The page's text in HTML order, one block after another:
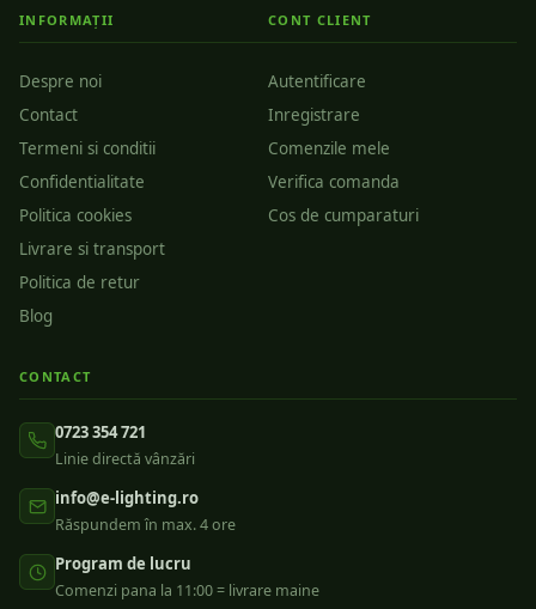
INFORMAȚII
Despre noi
Contact
Termeni si conditii
Confidentialitate
Politica cookies
Livrare si transport
Politica de retur
Blog
CONT CLIENT
Autentificare
Inregistrare
Comenzile mele
Verifica comanda
Cos de cumparaturi
CONTACT
0723 354 721
Linie directă vânzări
info@e-lighting.ro
Răspundem în max. 4 ore
Program de lucru
Comenzi pana la 11:00 = livrare maine